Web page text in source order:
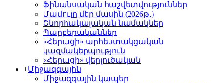
Ֆինանսական հաշվետվություններ
Մամուլը մեր մասին (2026թ․)
Շնորհակալական նամակներ
Պարբերականներ
«Հերացի» արհեստակցական
կազմակերպություն
«Հերացի» վերլուծական
+Միջազգային
Միջազգային կապեր